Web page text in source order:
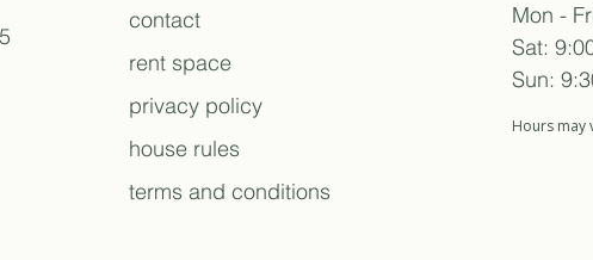
contact
rent space
privacy policy
house rules
terms and conditions
Mon -
Sat:
Sun:
Hours may